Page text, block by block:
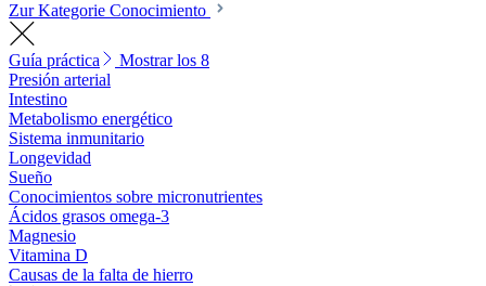
Zur Kategorie Conocimiento
Guía práctica
Mostrar los 8
Presión arterial
Intestino
Metabolismo energético
Sistema inmunitario
Longevidad
Sueño
Conocimientos sobre micronutrientes
Ácidos grasos omega-3
Magnesio
Vitamina D
Causas de la falta de hierro